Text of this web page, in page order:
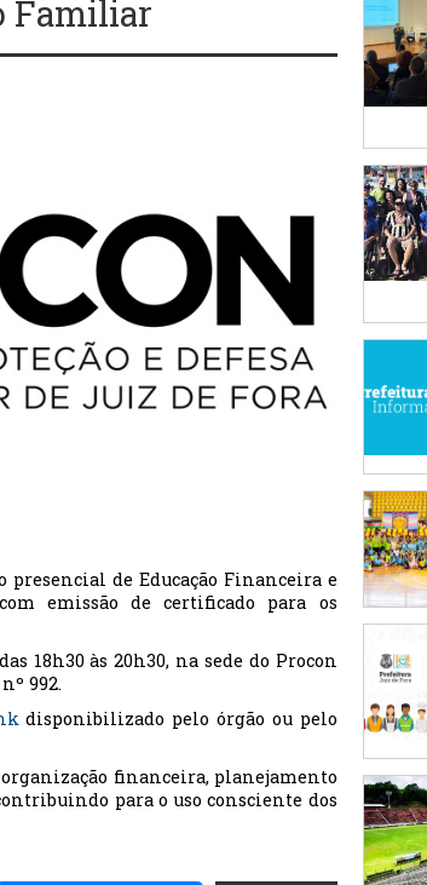
Familiar
presencial de Educação Financeira e
emissão de certificado para os
18h30 às 20h30, na sede do Procon
992.
disponibilizado pelo órgão ou pelo
financeira, planejamento
para o uso consciente dos